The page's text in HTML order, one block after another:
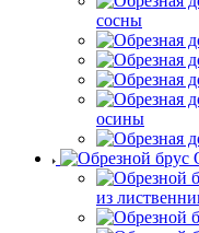
сосны
осины
из